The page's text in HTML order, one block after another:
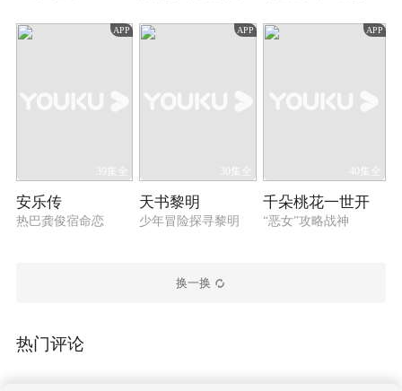
APP
39集全
安乐传
热巴龚俊宿命恋
APP
30集全
天书黎明
少年冒险探寻黎明
APP
40集全
千朵桃花一世开
“恶女”攻略战神
换一换
热门评论